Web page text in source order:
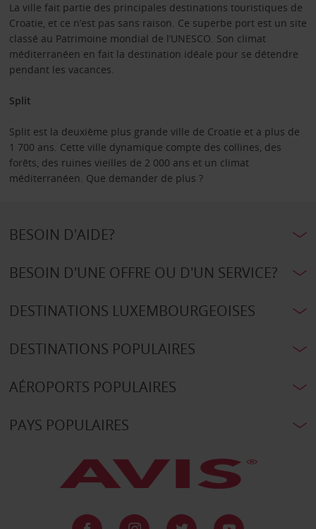
La ville fait partie des principales destinations touristiques de
Croatie, et ce n’est pas sans raison. Ce superbe port est un site
classé au Patrimoine mondial de l’UNESCO. Son climat
méditerranéen en fait la destination idéale pour se détendre
pendant les vacances.
Split
Split est la deuxième plus grande ville de Croatie et a plus de
1 700 ans. Cette ville dynamique compte des collines, des
forêts, des ruines vieilles de 2 000 ans et un climat
méditerranéen. Que demander de plus ?
BESOIN D'AIDE?
BESOIN D'UNE OFFRE OU D'UN SERVICE?
DESTINATIONS LUXEMBOURGEOISES
DESTINATIONS POPULAIRES
AÉROPORTS POPULAIRES
PAYS POPULAIRES